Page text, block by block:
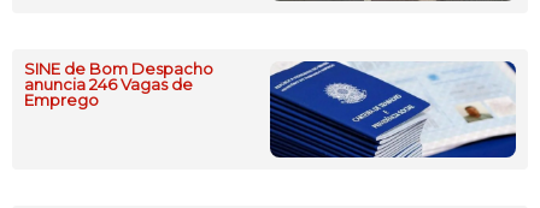
SINE de Bom Despacho
anuncia 246 Vagas de
Emprego